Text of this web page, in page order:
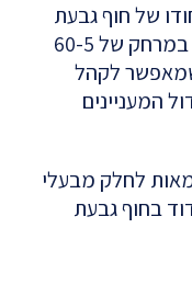
של חוף גבעת
עליה. כאן טבלאות הגידוד פזורות במרחק של 60-5
לקהל
המעניינים
לחלק מבעלי
בחוף גבעת